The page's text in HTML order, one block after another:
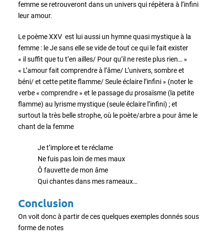
femme se retrouveront dans un univers qui répètera à l’infini
leur amour.
Le poème XXV est lui aussi un hymne quasi mystique à la
femme : le Je sans elle se vide de tout ce qui le fait exister
« il suffit que tu t’en ailles/ Pour qu’il ne reste plus rien… »
« L’amour fait comprendre à l’âme/ L’univers, sombre et
béni/ et cette petite flamme/ Seule éclaire l’infini » (noter le
verbe « comprendre » et le passage du prosaïsme (la petite
flamme) au lyrisme mystique (seule éclaire l’infini) ; et
surtout la très belle strophe, où le poète/arbre a pour âme le
chant de la femme
Je t’implore et te réclame
Ne fuis pas loin de mes maux
Ô fauvette de mon âme
Qui chantes dans mes rameaux…
Conclusion
On voit donc à partir de ces quelques exemples donnés sous
forme de notes